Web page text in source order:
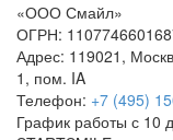
«ООО Смайл»
ОГРН:
Адрес: 119021 ,
1, пом. IA
Телефон: +7 (495)
График работы с 10